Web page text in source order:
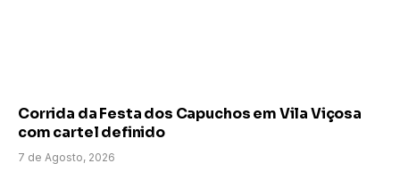
Corrida da Festa dos Capuchos em Vila Viçosa
com cartel definido
7 de Agosto, 2026